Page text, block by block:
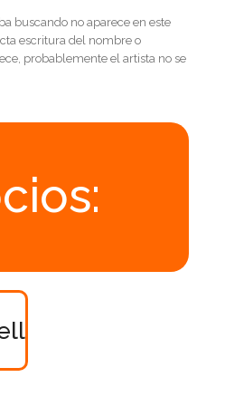
buscando no aparece en este
escritura del nombre o
probablemente el artista no se